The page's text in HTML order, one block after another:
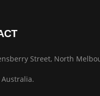
Street, North
Australia.